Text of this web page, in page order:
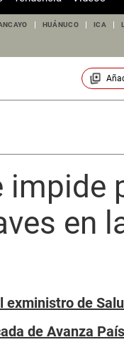
HUÁNUCO ICA
impide
en
exministro de
de Avanza País